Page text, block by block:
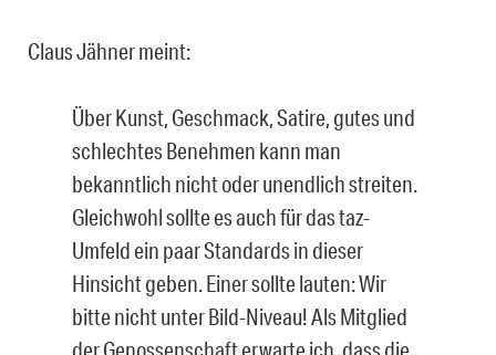
Claus Jähner meint:
Über Kunst, Geschmack, Satire, gutes und
schlechtes Benehmen kann man
bekanntlich nicht oder unendlich streiten.
Gleichwohl sollte es auch für das taz-
Umfeld ein paar Standards in dieser
Hinsicht geben. Einer sollte lauten: Wir
bitte nicht unter Bild-Niveau! Als Mitglied